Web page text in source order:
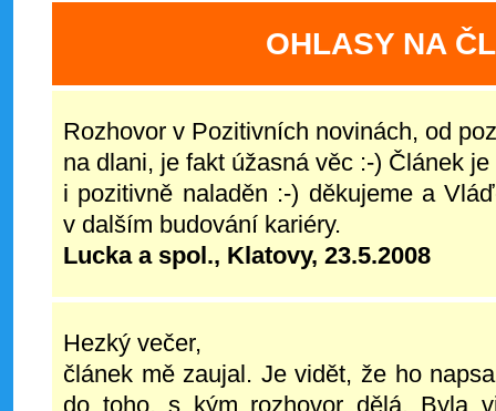
OHLASY NA
Rozhovor v Pozitivních novinách, od
na dlani, je fakt úžasná věc :-) Článek
i pozitivně naladěn :-) děkujeme a
v dalším budování kariéry.
Lucka a spol., Klatovy, 23.5.2008
Hezký večer,
článek mě zaujal. Je vidět, že ho
do toho, s kým rozhovor dělá. Byla